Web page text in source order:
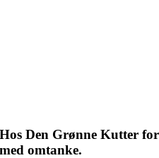
Hos Den Grønne Kutter
med omtanke.